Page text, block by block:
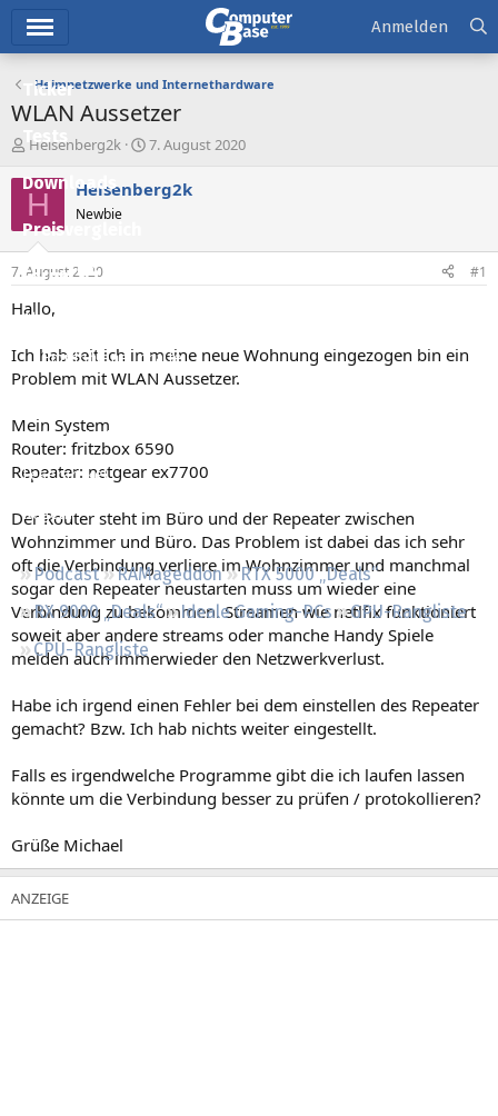
Ticker
Tests
Downloads
Preisvergleich
Forum
Aktuelles
Empfohlene Inhalte
Neueste Aktivitäten
Leserartikel
Regeln
Podcast RAMageddon
RTX 5000 „Deals“
RX 9000 „Deals“
Ideale Gaming-PCs
GPU-Rangliste
CPU-Rangliste
Anmelden
Heimnetzwerke und Internethardware
WLAN Aussetzer
E
s
t
e
l
e
r
Heisenberg2k
E
s
t
7. August 2020
H Heisenberg2k
Newbie
7. August 2020 #1
Hallo,
Ich hab seit ich in meine neue Wohnung eingezogen bin ein
Problem mit WLAN Aussetzer.
Mein System
Router: fritzbox 6590
Repeater: netgear ex7700
Der Router steht im Büro und der Repeater zwischen
Wohnzimmer und Büro. Das Problem ist dabei das ich sehr
oft die Verbindung verliere im Wohnzimmer und manchmal
sogar den Repeater neustarten muss um wieder eine
Verbindung zu bekommen. Streamen wie netlfix funktioniert
soweit aber andere streams oder manche Handy Spiele
melden auch immerwieder den Netzwerkverlust.
Habe ich irgend einen Fehler bei dem einstellen des Repeater
gemacht? Bzw. Ich hab nichts weiter eingestellt.
Falls es irgendwelche Programme gibt die ich laufen lassen
könnte um die Verbindung besser zu prüfen / protokollieren?
Grüße Michael